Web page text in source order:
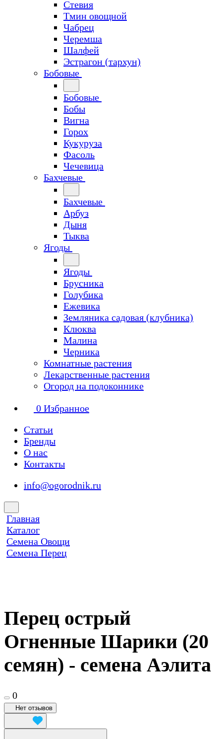
Стевия
Тмин овощной
Чабрец
Черемша
Шалфей
Эстрагон (тархун)
Бобовые
Бобовые
Бобы
Вигна
Горох
Кукуруза
Фасоль
Чечевица
Бахчевые
Бахчевые
Арбуз
Дыня
Тыква
Ягоды
Ягоды
Брусника
Голубика
Ежевика
Земляника садовая (клубника)
Клюква
Малина
Черника
Комнатные растения
Лекарственные растения
Огород на подоконнике
0 Избранное
Статьи
Бренды
О нас
Контакты
info@ogorodnik.ru
Главная
Каталог
Семена Овощи
Семена Перец
Перец острый
Огненные Шарики (20
семян) - семена Аэлита
0
Нет отзывов